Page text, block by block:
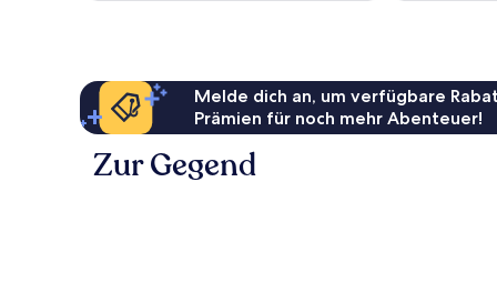
Melde dich an, um verfügbare
Prämien für noch mehr Abenteuer!
Zur Gegend